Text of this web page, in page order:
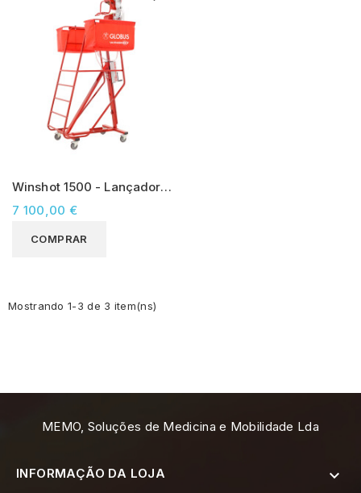
Winshot 1500 - Lançador
Bolas para Voleibol
7 100,00 €
COMPRAR
Mostrando 1-3 de 3 item(ns)
MEMO, Soluções de Medicina e Mobilidade Lda
INFORMAÇÃO DA LOJA 